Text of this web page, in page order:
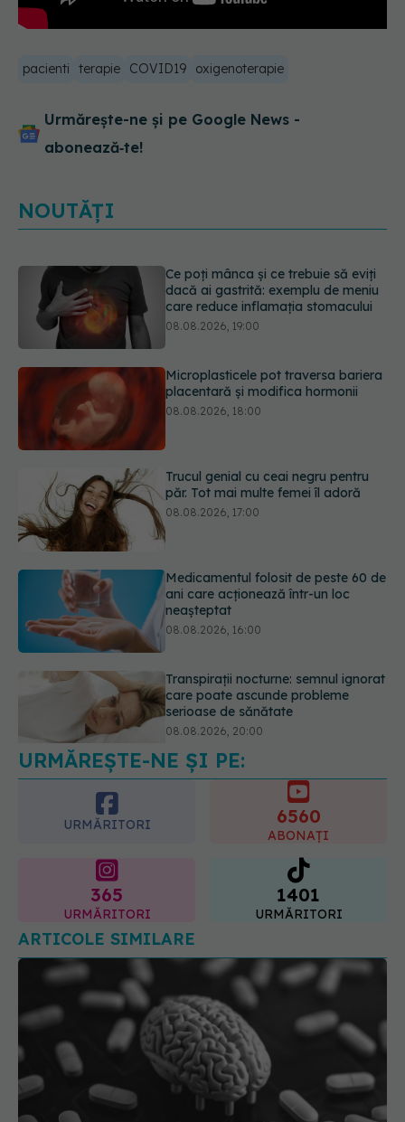
pacienti terapie COVID19 oxigenoterapie
Urmărește-ne și pe Google News -
abonează‑te!
NOUTĂȚI
Ce poți mânca și ce trebuie să eviți
dacă ai gastrită: exemplu de meniu
care reduce inflamația stomacului
08.08.2026, 19:00
Microplasticele pot traversa bariera
placentară și modifica hormonii
08.08.2026, 18:00
Trucul genial cu ceai negru pentru
păr. Tot mai multe femei îl adoră
08.08.2026, 17:00
Medicamentul folosit de peste 60 de
ani care acționează într-un loc
neașteptat
08.08.2026, 16:00
Transpirații nocturne: semnul ignorat
care poate ascunde probleme
serioase de sănătate
08.08.2026, 20:00
URMĂREȘTE-NE ȘI PE:
URMĂRITORI 6560
ABONAȚI
365
URMĂRITORI
1401
URMĂRITORI
ARTICOLE SIMILARE